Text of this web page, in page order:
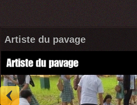
Artiste du pavage